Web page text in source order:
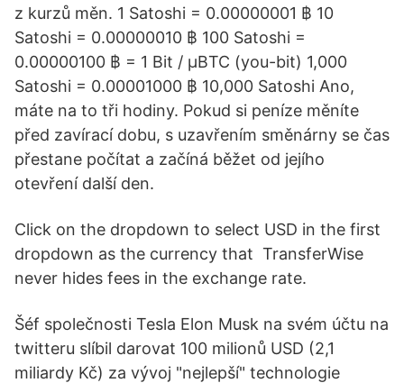
z kurzů měn. 1 Satoshi = 0.00000001 ฿ 10
Satoshi = 0.00000010 ฿ 100 Satoshi =
0.00000100 ฿ = 1 Bit / μBTC (you-bit) 1,000
Satoshi = 0.00001000 ฿ 10,000 Satoshi Ano,
máte na to tři hodiny. Pokud si peníze měníte
před zavírací dobu, s uzavřením směnárny se čas
přestane počítat a začíná běžet od jejího
otevření další den.
Click on the dropdown to select USD in the first
dropdown as the currency that TransferWise
never hides fees in the exchange rate.
Šéf společnosti Tesla Elon Musk na svém účtu na
twitteru slíbil darovat 100 milionů USD (2,1
miliardy Kč) za vývoj "nejlepší" technologie